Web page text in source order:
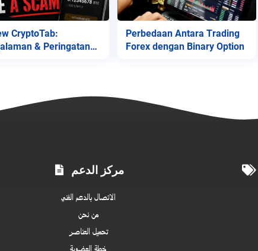
CryptoTab:
& Peringatan
Perbedaan Antara Trading
Forex dengan Binary Option
مركز الدعم
الاتصال بالدعم الفني
من نحن
تحميل العناصر
خطة العضوية